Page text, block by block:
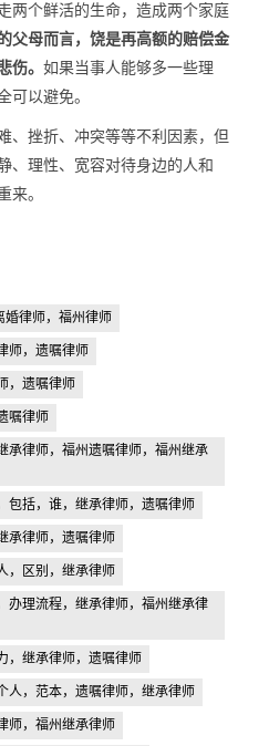
两个鲜活的生命，造成两个家庭
父母而言，饶是再高额的赔偿金
伤。 如果当事人能够多一些理
可以避免。
、挫折、冲突等等不利因素，但
、理性、宽容对待身边的人和
来。
律师，福州律师
师，遗嘱律师
，遗嘱律师
嘱律师
承律师，福州遗嘱律师，福州继承
包括，谁，继承律师，遗嘱律师
承律师，遗嘱律师
，区别，继承律师
办理流程，继承律师，福州继承律
，继承律师，遗嘱律师
人，范本，遗嘱律师，继承律师
师，福州继承律师